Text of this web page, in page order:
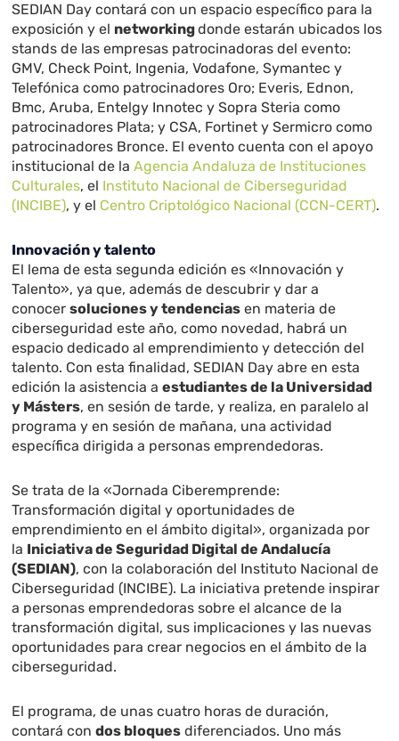
SEDIAN Day contará con un espacio específico para la
exposición y el networkingdonde estarán ubicados los
stands de las empresas patrocinadoras del evento:
GMV, Check Point, Ingenia, Vodafone, Symantec y
Telefónica como patrocinadores Oro; Everis, Ednon,
Bmc, Aruba, Entelgy Innotec y Sopra Steria como
patrocinadores Plata; y CSA, Fortinet y Sermicro como
patrocinadores Bronce. El evento cuenta con el apoyo
institucional de laAgencia Andaluza de Instituciones
Culturales, el Instituto Nacional de Ciberseguridad
(INCIBE), y el Centro Criptológico Nacional (CCN-CERT).
Innovación y talento
El lema de esta segunda edición es «Innovación y
Talento», ya que, además de descubrir y dar a
conocersoluciones y tendencias en materia de
ciberseguridad este año, como novedad, habrá un
espacio dedicado al emprendimiento y detección del
talento. Con esta finalidad, SEDIAN Day abre en esta
edición la asistencia aestudiantes de la Universidad
y Másters, en sesión de tarde, y realiza, en paralelo al
programa y en sesión de mañana, una actividad
específica dirigida a personas emprendedoras.
Se trata de la «Jornada Ciberemprende:
Transformación digital y oportunidades de
emprendimiento en el ámbito digital», organizada por
la Iniciativa de Seguridad Digital de Andalucía
(SEDIAN), con la colaboración del Instituto Nacional de
Ciberseguridad (INCIBE). La iniciativa pretende inspirar
a personas emprendedoras sobre el alcance de la
transformación digital, sus implicaciones y las nuevas
oportunidades para crear negocios en el ámbito de la
ciberseguridad.
El programa, de unas cuatro horas de duración,
contará condos bloques diferenciados. Uno más